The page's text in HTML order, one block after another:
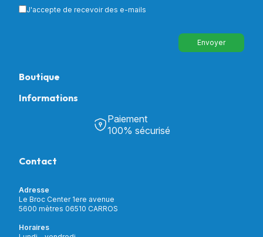
J'accepte de recevoir des e-mails
Envoyer
Boutique
Puériculture
Incontinence
Soins & Diagnostic
Aide à la mobilité
Matériel de location
Informations
Découvrir Univers Santé
Notre catalogue
Mon compte
Livraison et paiement
Paiement
100% sécurisé
Contact
Adresse
Le Broc Center 1ere avenue
5600 mètres 06510 CARROS
Horaires